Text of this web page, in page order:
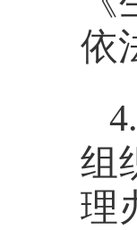
依
4.
组
理